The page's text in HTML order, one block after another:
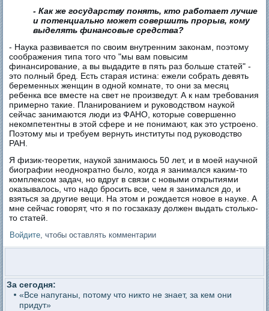
- Как же государству понять, кто работает лучше
и потенциально может совершить прорыв, кому
выделять финансовые средства?
- Наука развивается по своим внутренним законам, поэтому
соображения типа того что "мы вам повысим
финансирование, а вы выдадите в пять раз больше статей" -
это полный бред. Есть старая истина: ежели собрать девять
беременных женщин в одной комнате, то они за месяц
ребенка все вместе на свет не произведут. А к нам требования
примерно такие. Планированием и руководством наукой
сейчас занимаются люди из ФАНО, которые совершенно
некомпетентны в этой сфере и не понимают, как это устроено.
Поэтому мы и требуем вернуть институты под руководство
РАН.
Я физик-теоретик, наукой занимаюсь 50 лет, и в моей научной
биографии неоднократно было, когда я занимался каким-то
комплексом задач, но вдруг в связи с новыми открытиями
оказывалось, что надо бросить все, чем я занимался до, и
взяться за другие вещи. На этом и рождается новое в науке. А
мне сейчас говорят, что я по госзаказу должен выдать столько-
то статей.
Войдите, чтобы оставлять комментарии
За сегодня:
«Все напуганы, потому что никто не знает, за кем они
придут»